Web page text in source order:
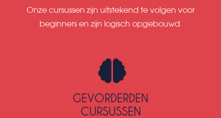
Onze cursussen zijn uitstekend te volgen voor
beginners en zijn logisch opgebouwd.
GEVORDERDEN
CURSUSSEN